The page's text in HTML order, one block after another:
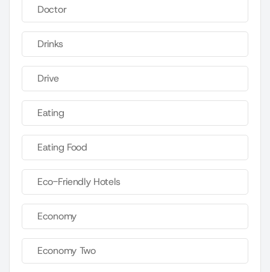
Doctor
Drinks
Drive
Eating
Eating Food
Eco-Friendly Hotels
Economy
Economy Two